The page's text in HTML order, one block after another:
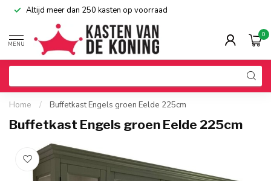
Altijd meer dan 250 kasten op voorraad
MENU
0
Home / Buffetkast Engels groen Eelde 225cm
Buffetkast Engels groen Eelde 225cm